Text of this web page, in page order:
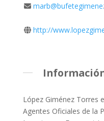
http://
López Giménez Torres
Agentes Oficiales de la